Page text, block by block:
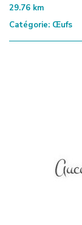
29.76 km
Catégorie: Œufs